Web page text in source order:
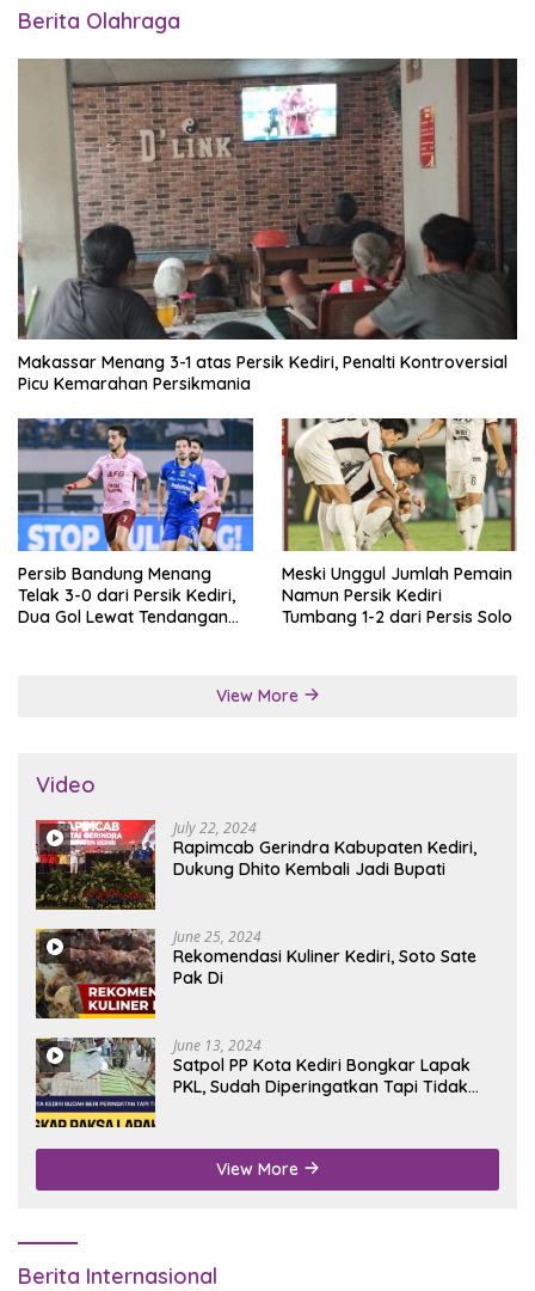
Berita Olahraga
Makassar Menang 3-1 atas Persik Kediri, Penalti Kontroversial
Picu Kemarahan Persikmania
Persib Bandung Menang
Telak 3-0 dari Persik Kediri,
Dua Gol Lewat Tendangan
Meski Unggul Jumlah Pemain
Namun Persik Kediri
Tumbang 1-2 dari Persis Solo
View More
Video
July 22, 2024
Rapimcab Gerindra Kabupaten Kediri,
Dukung Dhito Kembali Jadi Bupati
June 25, 2024
Rekomendasi Kuliner Kediri, Soto Sate
Pak Di
June 13, 2024
Satpol PP Kota Kediri Bongkar Lapak
PKL, Sudah Diperingatkan Tapi Tidak
View More
Berita Internasional